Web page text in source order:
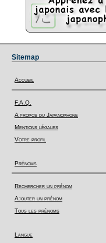
Sitemap
Accueil
F.A.Q.
A propos du Japanophone
Mentions légales
Votre profil
Prénoms
Rechercher un prénom
Ajouter un prénom
Tous les prénoms
Langue